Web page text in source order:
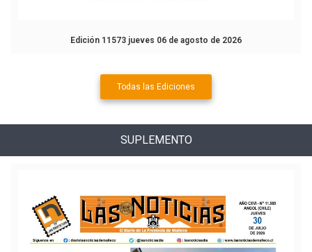
Edición 11573 jueves 06 de agosto de 2026
Todas las Ediciones
SUPLEMENTO